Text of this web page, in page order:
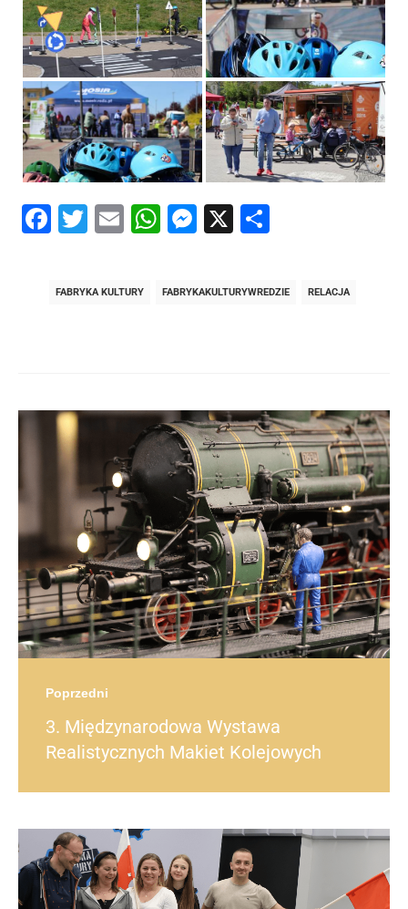
Facebook
Twitter
EmailWhatsApp
Messenger
X
FABRYKA KULTURY FABRYKAKULTURYWREDZIE RELACJA
Post
navigation
Poprzedni
3. Międzynarodowa Wystawa
Realistycznych Makiet Kolejowych